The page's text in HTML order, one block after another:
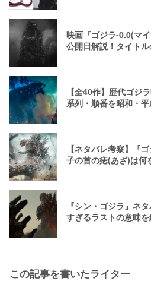
映画『ゴジラ-0.0(マ
公開日解説！タイト
【全40作】歴代ゴジ
系列・順番を昭和・
【ネタバレ考察】『
子の首の痣(あざ)は何
『シン・ゴジラ』ネ
すぎるラストの意味
この記事を書いたライター